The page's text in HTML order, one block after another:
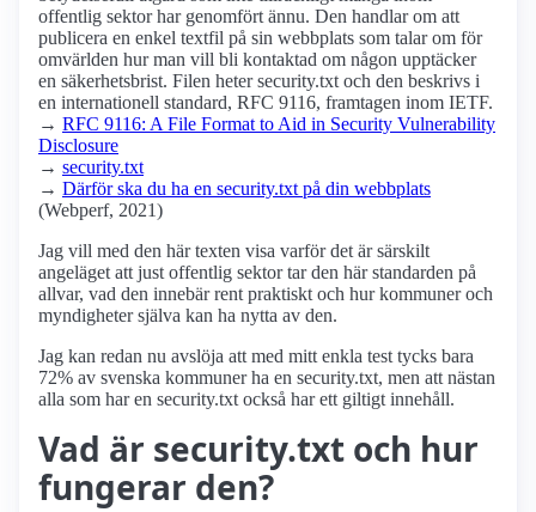
offentlig sektor har genomfört ännu. Den handlar om att
publicera en enkel textfil på sin webbplats som talar om för
omvärlden hur man vill bli kontaktad om någon upptäcker
en säkerhetsbrist. Filen heter security.txt och den beskrivs i
en internationell standard, RFC 9116, framtagen inom IETF.
→ RFC 9116: A File Format to Aid in Security Vulnerability
Disclosure
→ security.txt
→ Därför ska du ha en security.txt på din webbplats
(Webperf, 2021)
Jag vill med den här texten visa varför det är särskilt
angeläget att just offentlig sektor tar den här standarden på
allvar, vad den innebär rent praktiskt och hur kommuner och
myndigheter själva kan ha nytta av den.
Jag kan redan nu avslöja att med mitt enkla test tycks bara
72% av svenska kommuner ha en security.txt, men att nästan
alla som har en security.txt också har ett giltigt innehåll.
Vad är security.txt och hur
fungerar den?